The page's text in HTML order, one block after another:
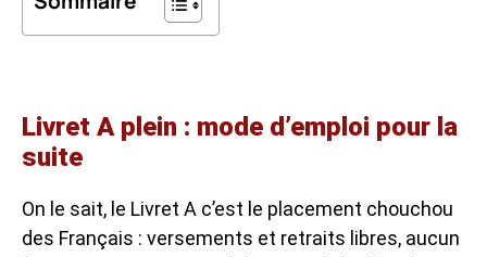
Livret A plein : mode d’emploi pour la
suite
On le sait, le Livret A c’est le placement chouchou
des Français : versements et retraits libres, aucun